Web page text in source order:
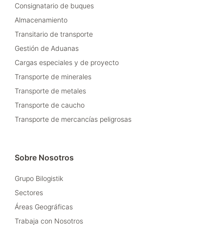
Consignatario de buques
Almacenamiento
Transitario de transporte
Gestión de Aduanas
Cargas especiales y de proyecto
Transporte de minerales
Transporte de metales
Transporte de caucho
Transporte de mercancías peligrosas
Sobre Nosotros
Grupo Bilogistik
Sectores
Áreas Geográficas
Trabaja con Nosotros